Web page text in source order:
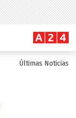
Últimas Noticias